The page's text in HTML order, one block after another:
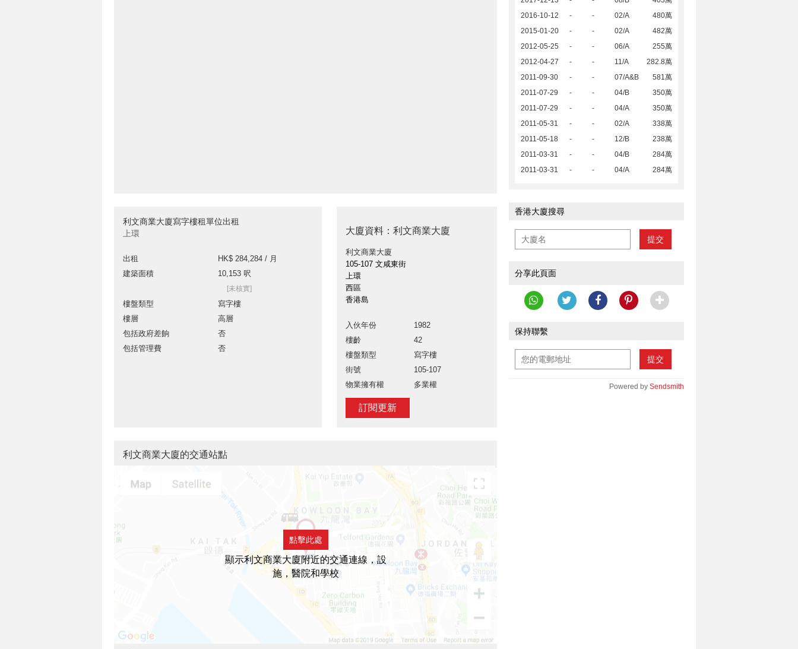
利文商業大廈寫字樓租單位出租
上環
出租
HK$ 284,284 / 月
建築面積
10,153 呎
[未核實]
樓盤類型
寫字樓
樓層
高層
包括政府差餉
否
包括管理費
否
大廈資料：利文商業大廈
利文商業大廈
105-107 文咸東街
上環
西區
香港島
入伙年份
1982
樓齡
42
樓盤類型
寫字樓
街號
105-107
物業擁有權
多業權
訂閱更新
2016-10-12
- - 02/A
480萬
2015-01-20
- - 02/A
482萬
2012-05-25
- - 06/A
255萬
2012-04-27
- - 11/A
282.8萬
2011-09-30
- - 07/A&B
581萬
2011-07-29
- - 04/B
350萬
2011-07-29
- - 04/A
350萬
2011-05-31
- - 02/A
338萬
2011-05-18
- - 12/B
238萬
2011-03-31
- - 04/B
284萬
2011-03-31
- - 04/A 284萬
香港大廈搜尋
提交
分享此頁面
保持聯繫
提交
Powered by Sendsmith
利文商業大廈的交通站點
點擊此處
顯示利文商業大廈附近的交通連線，設
施，醫院和學校